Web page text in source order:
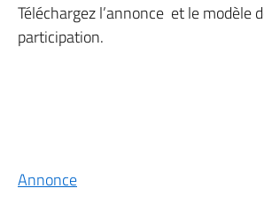
Téléchargez l’annonce et le modèle
participation.
Annonce